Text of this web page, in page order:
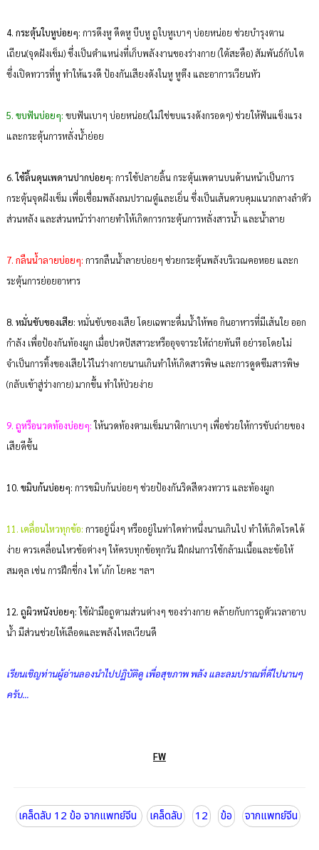
4. กระตุ้นใบหูบ่อยๆ: การดึงหู ดีดหู บีบหู ถูใบหูเบาๆ บ่อยหน่อย ช่วยบำรุงตาน
เถียน(จุดฝังเข็ม) ซึ่งเป็นตำแหน่งที่เก็บพลังงานของร่างกาย (ใต้สะดือ) สัมพันธ์กับไต
ซึ่งเปิดทวารที่หู ทำให้แรงดี ป้องกันเสียงดังในหู หูตึง และอาการเวียนหัว
5. ขบฟันบ่อยๆ: ขบฟันเบาๆ บ่อยหน่อย(ไม่ใช่ขบแรงดังกรอดๆ) ช่วยให้ฟันแข็งแรง
และกระตุ้นการหลั่งน้ำย่อย
6. ใช้ลิ้นดุนเพดานปากบ่อยๆ: การใช้ปลายลิ้น กระตุ้นเพดานบนด้านหน้าเป็นการ
กระตุ้นจุดฝังเข็ม เพื่อเชื่อมพลังลมปราณตู๋และเยิ่น ซึ่งเป็นเส้นควบคุมแนวกลางลำตัว
ส่วนหลัง และส่วนหน้าร่างกายทำให้เกิดการกระตุ้นการหลั่งสารน้ำ และน้ำลาย
7. กลืนน้ำลายบ่อยๆ: การกลืนน้ำลายบ่อยๆ ช่วยกระตุ้นพลังบริเวณคอหอย และก
ระตุ้นการย่อยอาหาร
8. หมั่นขับของเสีย: หมั่นขับของเสีย โดยเฉพาะดื่มน้ำให้พอ กินอาหารที่มีเส้นใย ออก
กำลัง เพื่อป้องกันท้องผูก เมื่อปวดปัสสาวะหรืออุจจาระให้ถ่ายทันที อย่ารอโดยไม่
จำเป็นการทิ้งของเสียไว้ในร่างกายนานเกินทำให้เกิดสารพิษ และการดูดซึมสารพิษ
(กลับเข้าสู่ร่างกาย) มากขึ้น ทำให้ป่วยง่าย
9. ถูหรือนวดท้องบ่อยๆ:ให้นวดท้องตามเข็มนาฬิกาเบาๆ เพื่อช่วยให้การขับถ่ายของ
เสียดีขึ้น
10. ขมิบก้นบ่อยๆ: การขมิบก้นบ่อยๆ ช่วยป้องกันริดสีดวงทวาร และท้องผูก
11. เคลื่อนไหวทุกข้อ: การอยู่นิ่งๆ หรืออยู่ในท่าใดท่าหนึ่งนานเกินไป ทำให้เกิดโรคได้
ง่าย ควรเคลื่อนไหวข้อต่างๆ ให้ครบทุกข้อทุกวัน ฝึกฝนการใช้กล้ามเนื้อและข้อให้
สมดุล เช่น การฝึกชี่กง ไท ้เก้ก โยคะ ฯลฯ
12. ถูผิวหนังบ่อยๆ:ใช้ฝ่ามือถูตามส่วนต่างๆ ของร่างกาย คล้ายกับการถูตัวเวลาอาบ
น้ำ มีส่วนช่วยให้เลือดและพลังไหลเวียนดี
เรียนเชิญท่านผู้อ่านลองนำไปปฏิบัติดู เพื่อสุขภาพ พลัง และลมปราณที่ดีไปนานๆ
ครับ...
FW
เคล็ดลับ 12 ข้อ จากแพทย์จีน เคล็ดลับ 12 ข้อ จากแพทย์จีน